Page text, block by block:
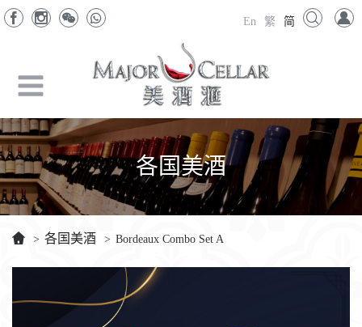
En 繁 简
各国美酒
> 各国美酒 > Bordeaux Combo Set A